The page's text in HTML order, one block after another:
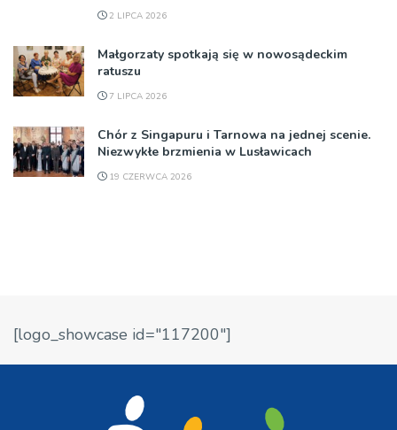
2 LIPCA 2026
Małgorzaty spotkają się w nowosądeckim
ratuszu
7 LIPCA 2026
Chór z Singapuru i Tarnowa na jednej scenie.
Niezwykłe brzmienia w Lusławicach
19 CZERWCA 2026
[logo_showcase id="117200"]